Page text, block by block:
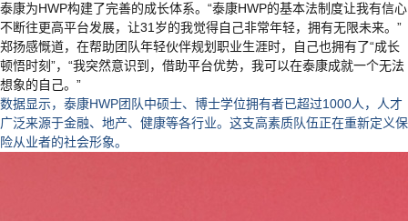
泰康为HWP构建了完善的成长体系。“泰康HWP的基本法制度让我有信心
不断往更高平台发展，让31岁的我觉得自己非常年轻，拥有无限未来。”
郑扬感慨道，在帮助团队年轻伙伴规划职业生涯时，自己也拥有了“成长
顿悟时刻”，“我突然意识到，借助平台优势，我可以在泰康成就一个无法
想象的自己。”
数据显示，泰康HWP团队中硕士、博士学位拥有者已超过1000人，人才
广泛来源于金融、地产、健康等各行业。这支高素质队伍正在重新定义保
险从业者的社会形象。